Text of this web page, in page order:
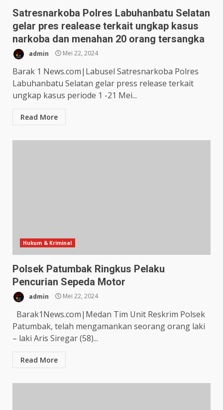
Satresnarkoba Polres Labuhanbatu Selatan
gelar pres realease terkait ungkap kasus
narkoba dan menahan 20 orang tersangka
admin Mei 22, 2024
Barak 1 News.com|Labusel Satresnarkoba Polres
Labuhanbatu Selatan gelar press release terkait
ungkap kasus periode 1 -21 Mei...
Read More
Hukum & Kriminal
Polsek Patumbak Ringkus Pelaku
Pencurian Sepeda Motor
admin Mei 22, 2024
Barak1News.com|Medan Tim Unit Reskrim Polsek
Patumbak, telah mengamankan seorang orang laki
– laki Aris Siregar (58)...
Read More